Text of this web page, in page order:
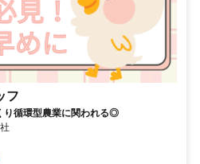
フ
り循環型農業に関われる◎